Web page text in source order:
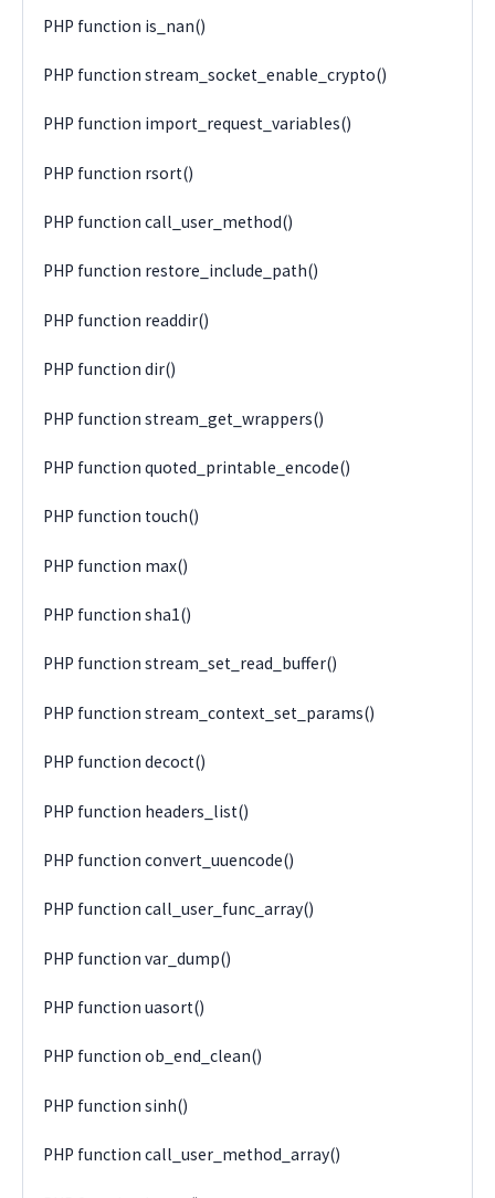
PHP function is_nan()
PHP function stream_socket_enable_crypto()
PHP function import_request_variables()
PHP function rsort()
PHP function call_user_method()
PHP function restore_include_path()
PHP function readdir()
PHP function dir()
PHP function stream_get_wrappers()
PHP function quoted_printable_encode()
PHP function touch()
PHP function max()
PHP function sha1()
PHP function stream_set_read_buffer()
PHP function stream_context_set_params()
PHP function decoct()
PHP function headers_list()
PHP function convert_uuencode()
PHP function call_user_func_array()
PHP function var_dump()
PHP function uasort()
PHP function ob_end_clean()
PHP function sinh()
PHP function call_user_method_array()